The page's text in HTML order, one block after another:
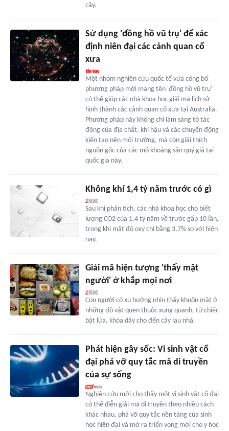
cây.
Sử dụng 'đồng hồ vũ trụ' để xác
định niên đại các cảnh quan cổ
xưa
Một nhóm nghiên cứu quốc tế vừa công bố
phương pháp mới mang tên 'đồng hồ vũ trụ'
có thể giúp các nhà khoa học giải mã lịch sử
hình thành các cảnh quan cổ xưa tại Australia.
Phương pháp này không chỉ làm sáng tỏ tác
động của địa chất, khí hậu và các chuyển động
kiến tạo nên môi trường, mà còn giải thích
nguồn gốc của các mỏ khoáng sản quý giá tại
quốc gia này.
Không khí 1,4 tỷ năm trước có gì
Sau khi phân tích, các nhà khoa học cho biết
lượng CO2 của 1,4 tỷ năm về trước gấp 10 lần,
trong khi mật độ oxy chỉ bằng 3,7% so với hiện
nay.
Giải mã hiện tượng 'thấy mặt
người' ở khắp mọi nơi
Con người có xu hướng nhìn thấy khuôn mặt ở
những đồ vật quen thuộc xung quanh, từ chiếc
bật lửa, khóa dây cho đến cây lau nhà.
Phát hiện gây sốc: Vi sinh vật cổ
đại phá vỡ quy tắc mã di truyền
của sự sống
Nghiên cứu mới cho thấy một vi sinh vật cổ đại
có thể diễn giải mã di truyền theo nhiều cách
khác nhau, phá vỡ quy tắc nền tảng của sinh
học hiện đại và mở ra triển vọng mới cho y học